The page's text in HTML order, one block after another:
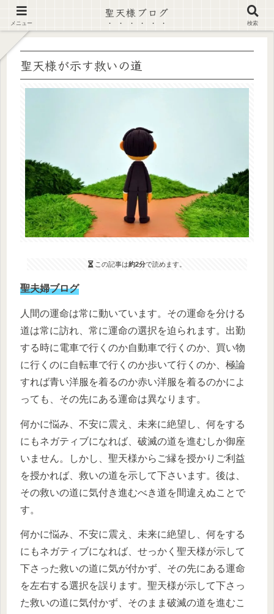
【注意喚起】偽サイト及び偽情報に注意 ▶確認する◀
聖天様が示す救いの道
この記事は約2分で読めます。
聖夫婦ブログ
人間の運命は常に動いています。その運命を分ける
道は常に訪れ、常に運命の選択を迫られます。出勤
する時に電車で行くのか自動車で行くのか、買い物
に行くのに自転車で行くのか歩いて行くのか、極論
すれば青い洋服を着るのか赤い洋服を着るのかによ
っても、その先にある運命は異なります。
何かに悩み、不安に震え、未来に絶望し、何をする
にもネガティブになれば、破滅の道を進むしか御座
いません。しかし、聖天様からご縁を授かりご利益
を授かれば、救いの道を示して下さいます。後は、
その救いの道に気付き進むべき道を間違えぬことで
す。
何かに悩み、不安に震え、未来に絶望し、何をする
にもネガティブになれば、せっかく聖天様が示して
下さった救いの道に気が付かず、その先にある運命
を左右する選択を誤ります。聖天様が示して下さっ
た救いの道に気付かず、そのまま破滅の道を進むこ
メニュー
聖天様ブログ
検索